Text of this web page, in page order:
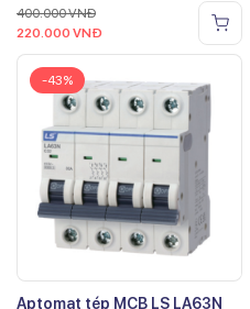
400.000VNĐ
220.000 VNĐ
-43%
Aptomat tép MCB LS LA63N